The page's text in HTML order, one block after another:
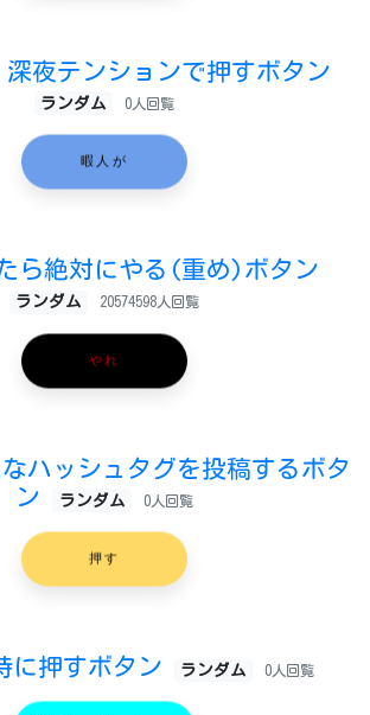
深夜テンションで押すボタン
ランダム 0人回覧
暇人が
ら絶対にやる(重め)ボタン
ランダム 20574598人回覧
やれ
ハッシュタグを投稿するボタ
ン
ランダム 0人回覧
押す
に押すボタン ランダム 0人回覧